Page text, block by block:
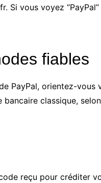
Si vous voyez
fiables
PayPal, orientez-vous
bancaire classique, selon
reçu pour créditer